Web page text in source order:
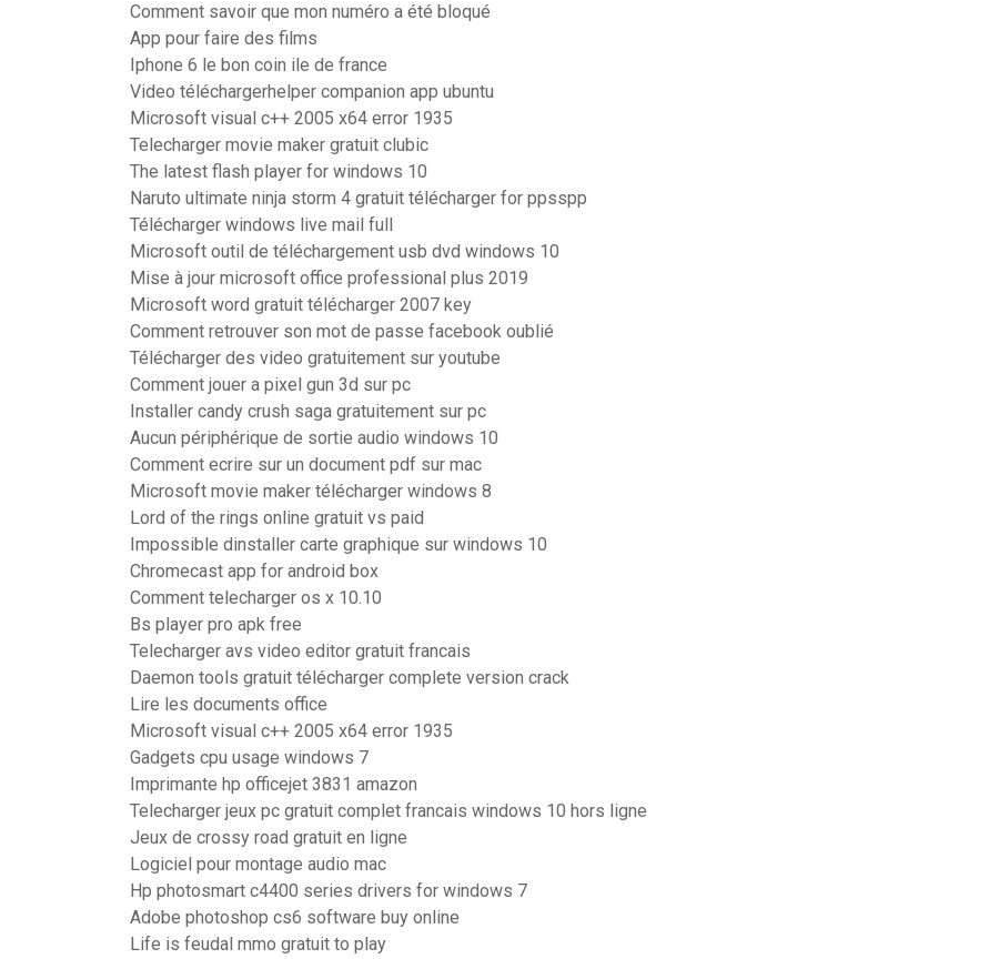
Comment savoir que mon numéro a été bloqué
App pour faire des films
Iphone 6 le bon coin ile de france
Video téléchargerhelper companion app ubuntu
Microsoft visual c++ 2005 x64 error 1935
Telecharger movie maker gratuit clubic
The latest flash player for windows 10
Naruto ultimate ninja storm 4 gratuit télécharger for ppsspp
Télécharger windows live mail full
Microsoft outil de téléchargement usb dvd windows 10
Mise à jour microsoft office professional plus 2019
Microsoft word gratuit télécharger 2007 key
Comment retrouver son mot de passe facebook oublié
Télécharger des video gratuitement sur youtube
Comment jouer a pixel gun 3d sur pc
Installer candy crush saga gratuitement sur pc
Aucun périphérique de sortie audio windows 10
Comment ecrire sur un document pdf sur mac
Microsoft movie maker télécharger windows 8
Lord of the rings online gratuit vs paid
Impossible dinstaller carte graphique sur windows 10
Chromecast app for android box
Comment telecharger os x 10.10
Bs player pro apk free
Telecharger avs video editor gratuit francais
Daemon tools gratuit télécharger complete version crack
Lire les documents office
Microsoft visual c++ 2005 x64 error 1935
Gadgets cpu usage windows 7
Imprimante hp officejet 3831 amazon
Telecharger jeux pc gratuit complet francais windows 10 hors ligne
Jeux de crossy road gratuit en ligne
Logiciel pour montage audio mac
Hp photosmart c4400 series drivers for windows 7
Adobe photoshop cs6 software buy online
Life is feudal mmo gratuit to play